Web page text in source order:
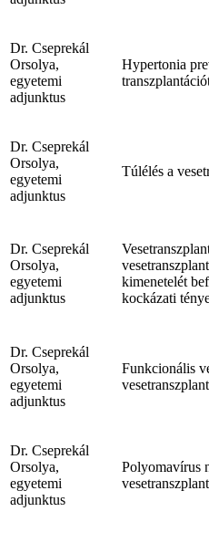
Dr. Cseprekál
Orsolya,
egyetemi
adjunktus
Hypertonia
Dr. Cseprekál
Orsolya,
egyetemi
adjunktus
Túlélés a
Dr. Cseprekál
Orsolya,
egyetemi
adjunktus
kimenetelét
kockázati
Dr. Cseprekál
Orsolya,
egyetemi
adjunktus
Funkcionális
Dr. Cseprekál
Orsolya,
egyetemi
adjunktus
Polyomavírus